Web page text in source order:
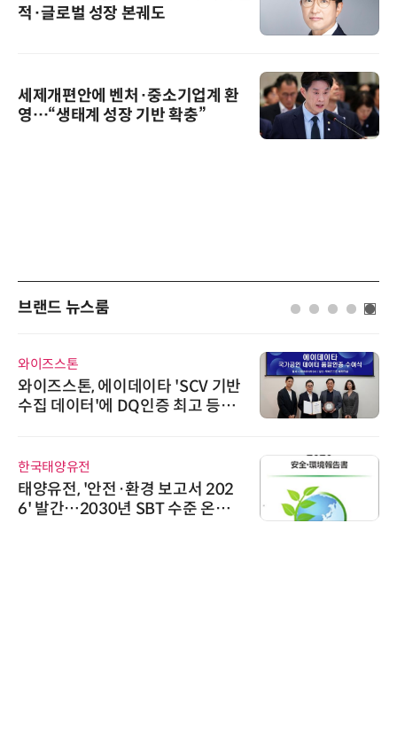
적·글로벌 성장 본궤도
세제개편안에 벤처·중소기업계 환
영…“생태계 성장 기반 확충”
브랜드 뉴스룸
와이즈스톤
와이즈스톤, 에이데이타 'SCV 기반
수집 데이터'에 DQ인증 최고 등급
한국태양유전
태양유전, '안전·환경 보고서 202
6' 발간…2030년 SBT 수준 온실